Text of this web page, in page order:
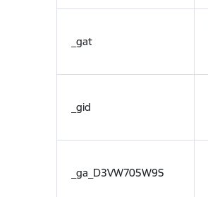
_gat
_gid
_ga_D3VW705W9S